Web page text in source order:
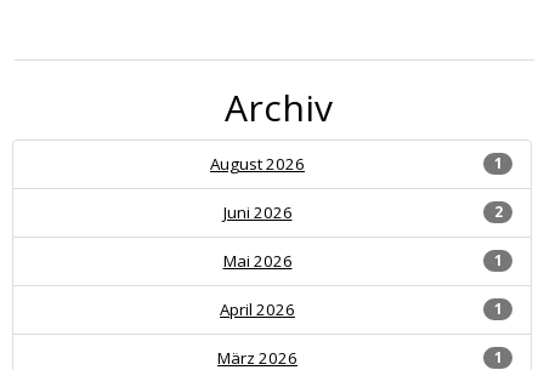
Archiv
1
August 2026
2
Juni 2026
1
Mai 2026
1
April 2026
1
März 2026